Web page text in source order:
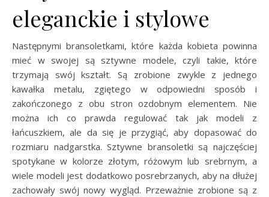
eleganckie i stylowe
Następnymi bransoletkami, które każda kobieta powinna
mieć w swojej są sztywne modele, czyli takie, które
trzymają swój kształt. Są zrobione zwykle z jednego
kawałka metalu, zgiętego w odpowiedni sposób i
zakończonego z obu stron ozdobnym elementem. Nie
można ich co prawda regulować tak jak modeli z
łańcuszkiem, ale da się je przygiąć, aby dopasować do
rozmiaru nadgarstka. Sztywne bransoletki są najczęściej
spotykane w kolorze złotym, różowym lub srebrnym, a
wiele modeli jest dodatkowo posrebrzanych, aby na dłużej
zachowały swój nowy wygląd. Przeważnie zrobione są z